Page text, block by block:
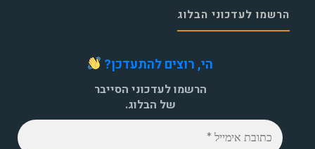
הרשמו לעדכוני הבלוג
הי, רוצים להתעדכן?
הרשמו לעדכוני הסייבר
של הבלוג.